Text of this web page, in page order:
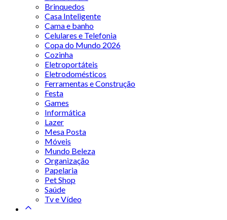
Brinquedos
Casa Inteligente
Cama e banho
Celulares e Telefonia
Copa do Mundo 2026
Cozinha
Eletroportáteis
Eletrodomésticos
Ferramentas e Construção
Festa
Games
Informática
Lazer
Mesa Posta
Móveis
Mundo Beleza
Organização
Papelaria
Pet Shop
Saúde
Tv e Vídeo